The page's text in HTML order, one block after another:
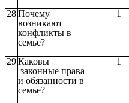
28Почему
возникают
конфликты в
семье?
1
29Каковы
законные права
и обязанности в
семье?
1